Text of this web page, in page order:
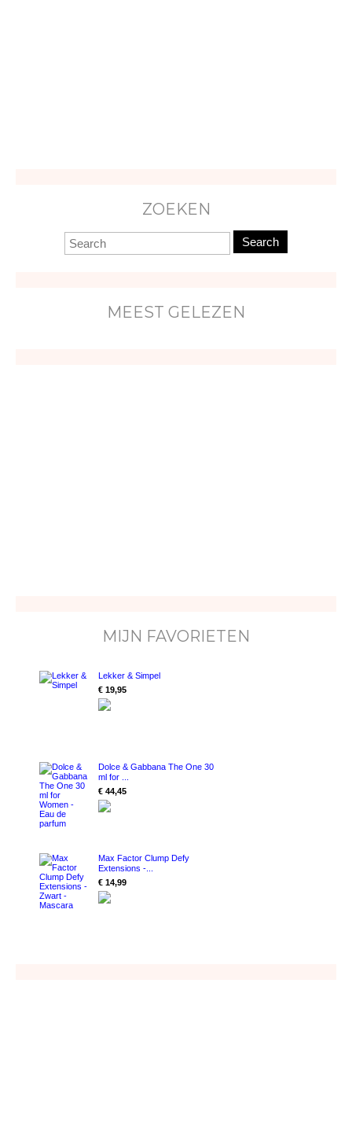
ZOEKEN
Search
MEEST GELEZEN
MIJN FAVORIETEN
Lekker & Simpel
€ 19,95
Dolce & Gabbana The One 30
ml for ...
€ 44,45
Max Factor Clump Defy
Extensions -...
€ 14,99